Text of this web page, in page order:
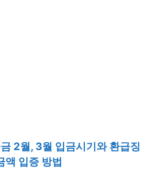
2월, 3월 입금시기와 환급징
액 입증 방법